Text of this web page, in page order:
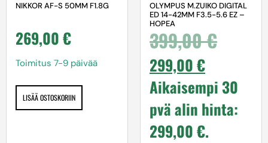
NIKKOR AF-S 50MM F1.8G
269,00€
Toimitus 7-9 päivää
LISÄÄ OSTOSKORIIN
OLYMPUS M.ZUIKO DIGITAL
ED 14-42MM F3.5-5.6 EZ –
HOPEA
399,00€
299,00€
Aikaisempi 30
pvä alin hinta:
299,00€.